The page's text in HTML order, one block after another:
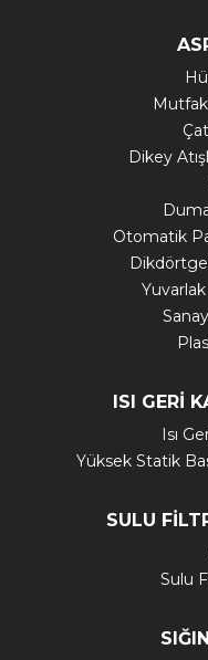
Dikey
Otomatik
ISI GERİ
Isı
Yüksek Statik
SULU
Sulu